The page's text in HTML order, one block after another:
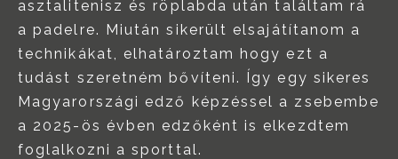
asztalitenisz és röplabda után találtam rá
a padelre. Miután sikerült elsajátítanom a
technikákat, elhatároztam hogy ezt a
tudást szeretném bővíteni. Így egy sikeres
Magyarországi edző képzéssel a zsebembe
a 2025-ös évben edzőként is elkezdtem
foglalkozni a sporttal.